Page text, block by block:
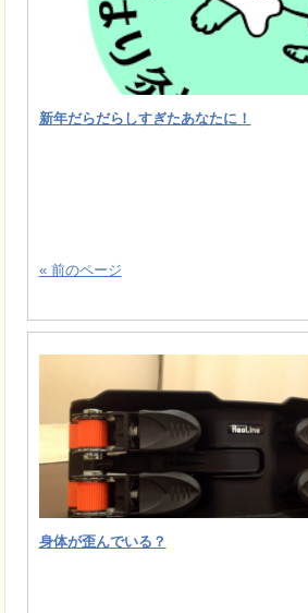
新年だらだらしすぎたあなたに！
« 前のページ
身体が歪んでいる？